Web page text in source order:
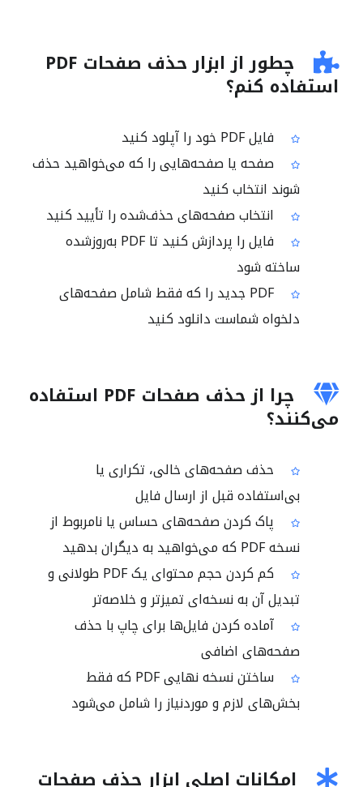
چطور از ابزار حذف صفحات PDF
استفاده کنم؟
فایل PDF خود را آپلود کنید
صفحه یا صفحه‌هایی را که می‌خواهید حذف
شوند انتخاب کنید
انتخاب صفحه‌های حذف‌شده را تأیید کنید
فایل را پردازش کنید تا PDF به‌روزشده
ساخته شود
PDF جدید را که فقط شامل صفحه‌های
دلخواه شماست دانلود کنید
چرا از حذف صفحات PDF استفاده
می‌کنند؟
حذف صفحه‌های خالی، تکراری یا
بی‌استفاده قبل از ارسال فایل
پاک کردن صفحه‌های حساس یا نامربوط از
نسخه PDF که می‌خواهید به دیگران بدهید
کم کردن حجم محتوای یک PDF طولانی و
تبدیل آن به نسخه‌ای تمیزتر و خلاصه‌تر
آماده کردن فایل‌ها برای چاپ با حذف
صفحه‌های اضافی
ساختن نسخه نهایی PDF که فقط
بخش‌های لازم و موردنیاز را شامل می‌شود
امکانات اصلی ابزار حذف صفحات